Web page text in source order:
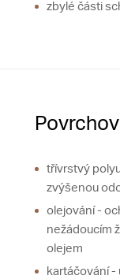
zbylé části
třívrstvý
zvýšenou
olejování -
nežádoucím
olejem
kartáčování